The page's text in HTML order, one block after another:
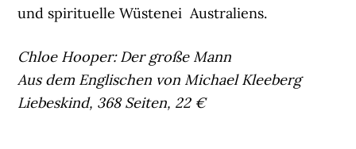
und spirituelle Wüstenei Australiens.
Chloe Hooper: Der große Mann
Aus dem Englischen von Michael Kleeberg
Liebeskind, 368 Seiten, 22 €